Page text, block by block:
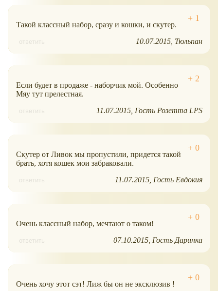
Такой классный набор, сразу и кошки, и скутер.
ответить 10.07.2015 Тюльпан
Если будет в продаже - наборчик мой. Особенно
Мяу тут прелестная.
ответить 11.07.2015 Гость Розетта LPS
Скутер от Ливок мы пропустили, придется такой
брать, хотя кошек мои забраковали.
ответить 11.07.2015 Гость Евдокия
Очень классный набор, мечтают о таком!
ответить 07.10.2015 Гость Даринка
Очень хочу этот сэт! Лиж бы он не эксклюзив !